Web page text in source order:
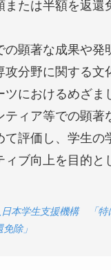
または半額を返還
の顕著な成果や発
攻分野に関する文
ツにおけるめざま
ティア等での顕著
て評価し、学生の
ィブ向上を目的と
日本学生支援機構 「特
除」